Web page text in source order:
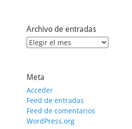
Archivo de entradas
Archivo
Meta
Acceder
Feed de entradas
Feed de comentarios
WordPress.org